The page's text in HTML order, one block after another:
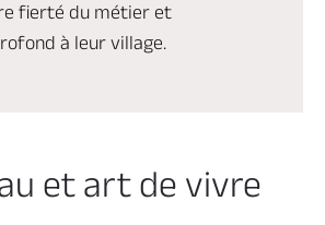
fierté du métier et
à leur village.
et art de vivre